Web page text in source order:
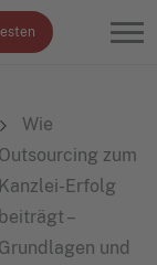
Wie
Outsourcing zum
Kanzlei-Erfolg
beiträgt –
Grundlagen und